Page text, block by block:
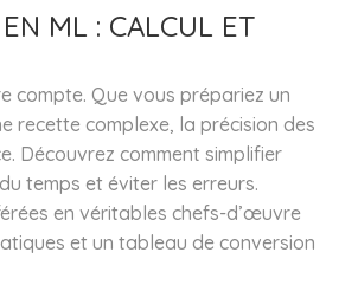
ML : CALCUL ET
compte. Que vous prépariez un
recette complexe, la précision des
Découvrez comment simplifier
temps et éviter les erreurs.
en véritables chefs-d’œuvre
et un tableau de conversion